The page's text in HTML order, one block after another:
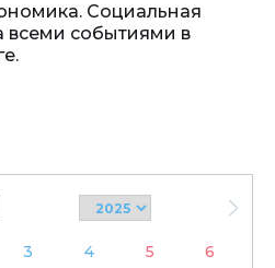
Социальная
событиями в
3 4 5
6